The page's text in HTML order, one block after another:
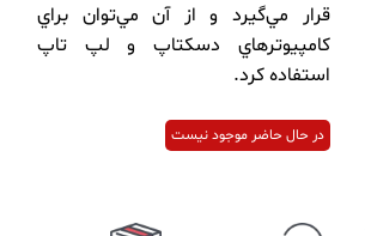
قرار مي‌گيرد و از آن مي‌توان براي
کامپيوترهاي دسکتاپ و لپ تاپ
استفاده کرد.
در حال حاضر موجود نیست